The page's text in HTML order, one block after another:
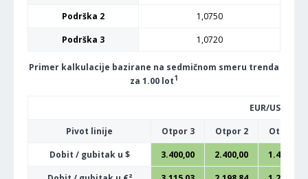
Podrška 2
1,0750
Podrška 3
1,0720
Primer kalkulacije bazirane na sedmičnom smeru trenda
za 1.00 lot1
EUR/USD
Pivot linije
Otpor 3 Otpor 2
Otpor 1
Dobit / gubitak u $
3.400,00 2.400,00
1.400,00